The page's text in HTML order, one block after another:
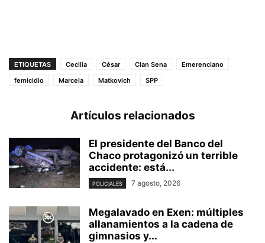
ETIQUETAS Cecilia César Clan Sena
Emerenciano
femicidio
Marcela Matkovich SPP
Artículos relacionados
El presidente del Banco del
Chaco protagonizó un terrible
accidente: está...
POLICIALES 7 agosto, 2026
Megalavado en Exen: múltiples
allanamientos a la cadena de
gimnasios y...